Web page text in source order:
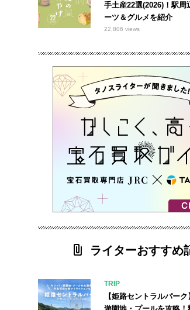
手土産22選(2026)！駅周
ーツ＆グルメを紹介
22,806 views
ライターおすすめ
TRIP
【姫路セントラルパーク